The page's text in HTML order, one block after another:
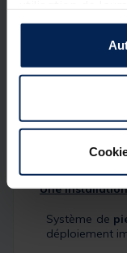
rapides et
Casier 30
nécessaire à
plombs, etc)
ieds anodis
Une
Système de
déploiement